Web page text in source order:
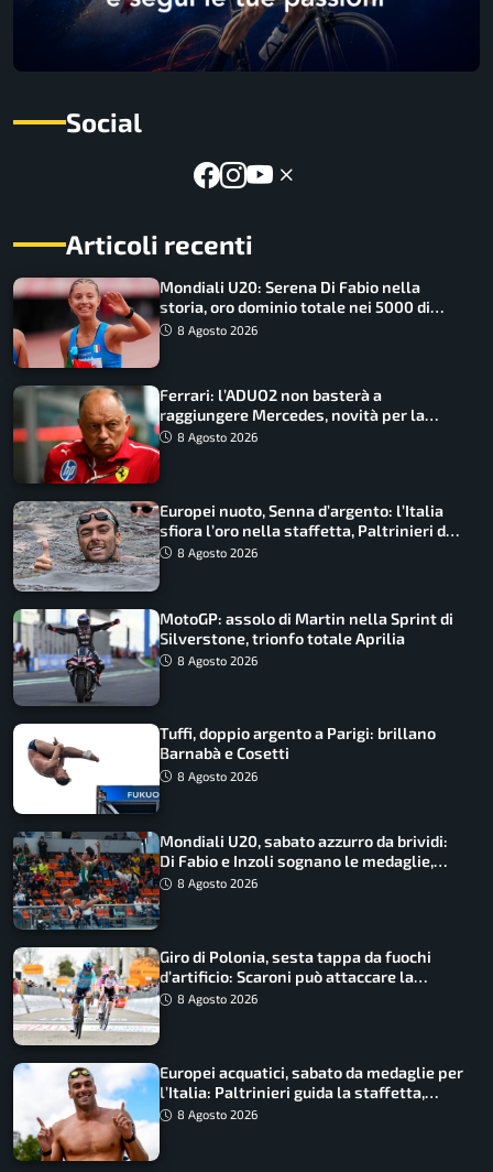
Social
Articoli recenti
Mondiali U20: Serena Di Fabio nella
storia, oro dominio totale nei 5000 di
marcia
8 Agosto 2026
Ferrari: l’ADUO2 non basterà a
raggiungere Mercedes, novità per la
Macarena
8 Agosto 2026
Europei nuoto, Senna d’argento: l’Italia
sfiora l’oro nella staffetta, Paltrinieri da
urlo, il bilancio azzurro
8 Agosto 2026
MotoGP: assolo di Martin nella Sprint di
Silverstone, trionfo totale Aprilia
8 Agosto 2026
Tuffi, doppio argento a Parigi: brillano
Barnabà e Cosetti
8 Agosto 2026
Mondiali U20, sabato azzurro da brividi:
Di Fabio e Inzoli sognano le medaglie,
Castellani e Succo in finale
8 Agosto 2026
Giro di Polonia, sesta tappa da fuochi
d’artificio: Scaroni può attaccare la
maglia di Lemmen
8 Agosto 2026
Europei acquatici, sabato da medaglie per
l’Italia: Paltrinieri guida la staffetta,
Barnabà sogna l’oro dalle grandi altezze
8 Agosto 2026